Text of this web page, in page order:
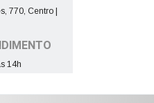
770, Centro |
14h